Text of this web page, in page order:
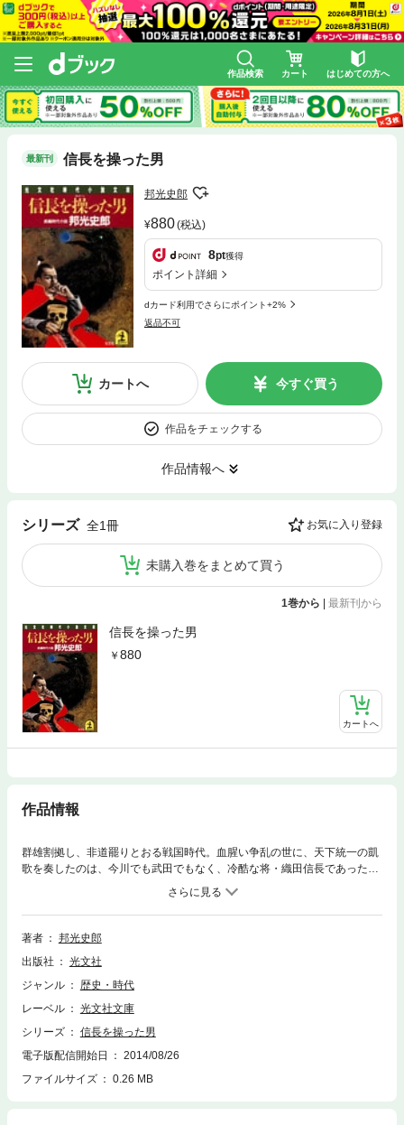
作品検索 カート はじめての方へ
最新刊 信長を操った男
邦光史郎
880(税込)
8pt獲得
ポイント詳細
dカード利用でさらにポイント+2%
返品不可
カートへ 今すぐ買う
作品をチェックする
作品情報へ
シリーズ 全1冊 お気に入り登録
未購入巻をまとめて買う
1巻から | 最新刊から
信長を操った男
880
カートへ
作品情報
群雄割拠し、非道罷りとおる戦国時代。血腥い争乱の世に、天下統一の凱
歌を奏したのは、今川でも武田でもなく、冷酷な将・織田信長であった。
桶狭間を血に染め、比叡山を炎の地獄絵図に変えた男……だが、信長の背
後には、彼を操り、世を乱す怪しの幻術師・修羅丸がいた！ かつてなき
烈しい戦時を生きた梟雄たちと、夢幻の人世を描きだす、著者会心の大河
小説。
著者
邦光史郎
出版社
光文社
ジャンル
歴史・時代
レーベル
光文社文庫
シリーズ
信長を操った男
電子版配信開始日
2014/08/26
ファイルサイズ
0.26 MB